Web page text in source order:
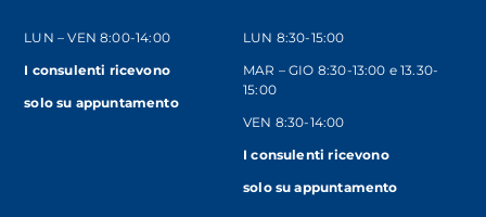
LUN – VEN8:00-14:00
I consulenti ricevono
solosu appuntamento
LUN 8:30-15:00
MAR – GIO 8:30-13:00 e 13.30-
15:00
VEN 8:30-14:00
I consulenti ricevono
solo su appuntamento